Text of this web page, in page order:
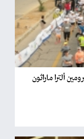
ألترا ماراثون